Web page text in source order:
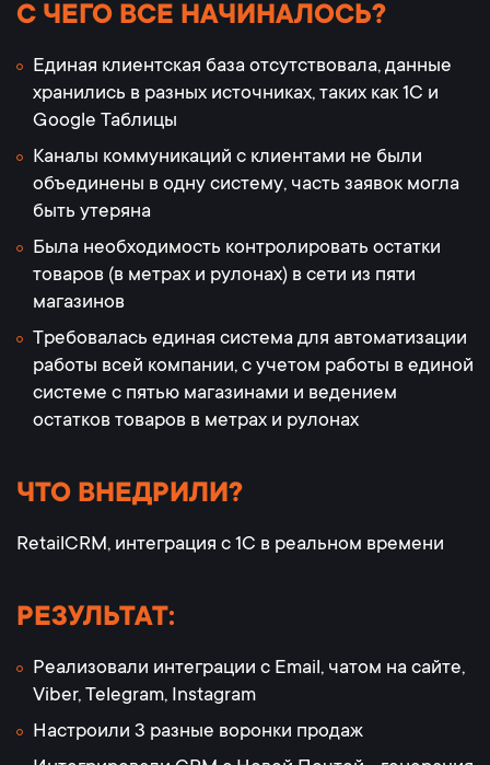
С ЧЕГО ВСЕ НАЧИНАЛОСЬ?
Единая клиентская база отсутствовала, данные
хранились в разных источниках, таких как 1С и
Google Таблицы
Каналы коммуникаций с клиентами не были
объединены в одну систему, часть заявок могла
быть утеряна
Была необходимость контролировать остатки
товаров (в метрах и рулонах) в сети из пяти
магазинов
Требовалась единая система для автоматизации
работы всей компании, с учетом работы в единой
системе с пятью магазинами и ведением
остатков товаров в метрах и рулонах
ЧТО ВНЕДРИЛИ?
RetailCRM, интеграция с 1С в реальном времени
РЕЗУЛЬТАТ:
Реализовали интеграции с Email, чатом на сайте,
Viber, Telegram, Instagram
Настроили 3 разные воронки продаж